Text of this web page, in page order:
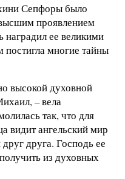
Сепфоры было
высшим проявлением
наградил ее великими
многие тайны
высокой духовной
– вела
так, что для
видит ангельский мир
друга. Господь ее
из духовных